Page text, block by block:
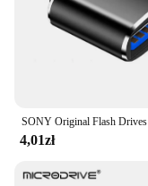
4,01zł